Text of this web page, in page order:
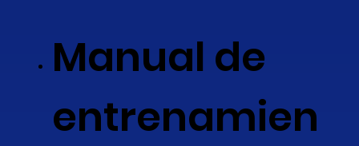
Manual de
entrenamien